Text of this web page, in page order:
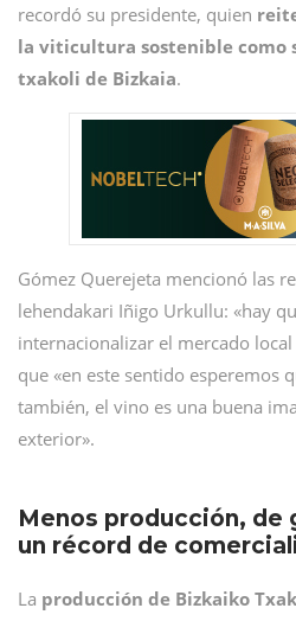
recordó su presidente, quien
la viticultura sostenible como
txakoli de Bizkaia.
Gómez Querejeta mencionó las
lehendakari Iñigo Urkullu: «hay
internacionalizar el mercado
que «en este sentido esperemos
también, el vino es una buena
exterior».
Menos producción, de
un récord de
La producción de Bizkaiko